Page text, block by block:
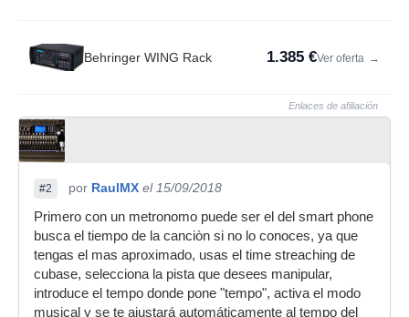
Behringer WING Rack 1.385 €Ver oferta →
Enlaces de afiliación
#2 por RaulMX el 15/09/2018
Primero con un metronomo puede ser el del smart phone
busca el tiempo de la canciòn si no lo conoces, ya que
tengas el mas aproximado, usas el time streaching de
cubase, selecciona la pista que desees manipular,
introduce el tempo donde pone "tempo", activa el modo
musical y se te ajustará automáticamente al tempo del